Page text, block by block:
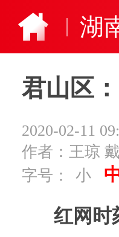
湖
君山区
2020-02-11
作者：王琼
字号：
小
红网时